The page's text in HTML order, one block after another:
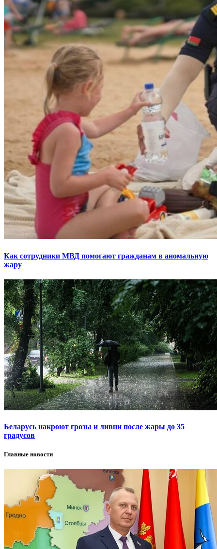
Как сотрудники МВД помогают гражданам в аномальную
жару
Беларусь накроют грозы и ливни после жары до 35
градусов
Главные новости